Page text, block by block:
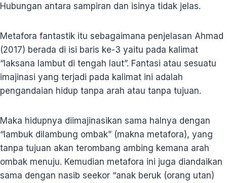
Hubungan antara sampiran dan isinya tidak jelas.
Metafora fantastik itu sebagaimana penjelasan Ahmad
(2017) berada di isi baris ke-3 yaitu pada kalimat
“laksana lambut di tengah laut”. Fantasi atau sesuatu
imajinasi yang terjadi pada kalimat ini adalah
pengandaian hidup tanpa arah atau tanpa tujuan.
Maka hidupnya diimajinasikan sama halnya dengan
“lambuk dilambung ombak” (makna metafora), yang
tanpa tujuan akan terombang ambing kemana arah
ombak menuju. Kemudian metafora ini juga diandaikan
sama dengan nasib seekor “anak beruk (orang utan)